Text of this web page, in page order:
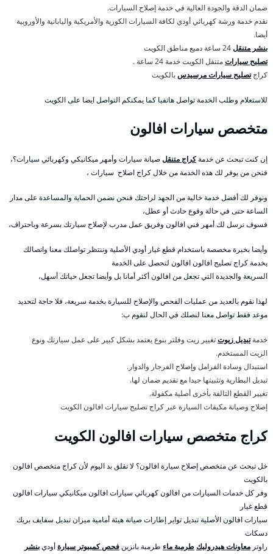
ضمان الدقة والجودة العالية في خدمة إصلاح السيارات.
نقدم خدمة ورشة كهربائي أودي لكافة السيارات الكورية والأمريكية واليابانية والأوروبية
أيضا.
بنشر متنقل
تصليح سياراتمتنقل الكويت خدمة 24 ساعة .
كراجتصليح سيارات مرسيدسبالكويت
للاستعلام وطلب الخدمة تواصل هاتفيا كما يمكنكم التواصل ايضا على الكويت
متخصص سيارات افالون
إن كنت تبحث عن خدمةكراج متنقلصيانة سيارات وأمهر ميكانيكي وكهربائي سيارات؟،
فنحن من يوفر لك هذه الخدمة من خلال كراج اصلاح سيارات ،
ونوفر لك أفضل خدمة خالية من الجهد لراحتك فنحن نضمن الحماية والمساعدة على مدار
الساعة حتى في حالة وقوع حادث أو عطل،
فسوف نرسل لك أمهر فني افالون وفريق عمل مدرب لإصلاح سيارتك بسرعة وباحتراف،
وأيضا بخبرة مخصصة باستخدام قطع غيار أودي الأصلية وننتظر تواصلك معنا واتصالك
بخدمة كراج تصليح افالون افالون لتحصل على الخدمة
السريعة والجديدة التي تجعل من افالون أكثر أمانا بل وأيضا تجعل حياتك أسهل،
لهذا نقوم بالعديد من عمليات الفحص والإصلاح للسيارة بخدمة سريعة، فلا حاجة لتحديد
موعد فقط تواصل معنا لنصلك في الحال لنقوم ب:
خدمةتبديل زيوتتغيير زيت وفلتر بنوع يعتمد بشكل كبير على عمل سيارتك ونوع
الزيت المستخدم.
استبدال وسادة الفرامل وإصلاح الفرجار والدوار.
تبديل البطارية وتثبيتها جيدا مع تقديم ضمان لها.
تغيير القطع التالفة بأخرى أصلية مكفولة.
إصلاح وصيانة مكيفات السيارة عبر كراج تصليح سيارات افالون الكويت
كراج متخصص سيارات افالون الكويت
خل تبحث عن متخصص إصلاح سيارة افالون؟ لا تقلق بد اليوم لأن كراج متخصص افالون
بالكويت
وفر كل خدمات السيارات من افالون كهربائي سيارات افالون ميكانيكي سيارات افالون
قطع غيار
سيارات افالون الأصلية تبديل تواير إطارات صيانة هيئة أمامية ميزان تبديل سفايف بريك
دسكات
راوتر معاونات هيدروليك طرمبة ماء طرمبة بانزينفحص كمبيوتر سيارةأوديبنشر